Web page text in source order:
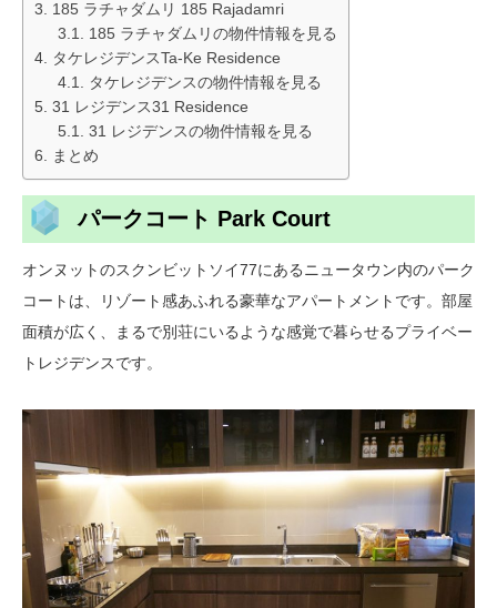
185 ラチャダムリ 185 Rajadamri
185 ラチャダムリの物件情報を見る
タケレジデンスTa-Ke Residence
タケレジデンスの物件情報を見る
31 レジデンス31 Residence
31 レジデンスの物件情報を見る
まとめ
パークコート Park Court
オンヌットのスクンビットソイ77にあるニュータウン内のパーク
コートは、リゾート感あふれる豪華なアパートメントです。部屋
面積が広く、まるで別荘にいるような感覚で暮らせるプライベー
トレジデンスです。